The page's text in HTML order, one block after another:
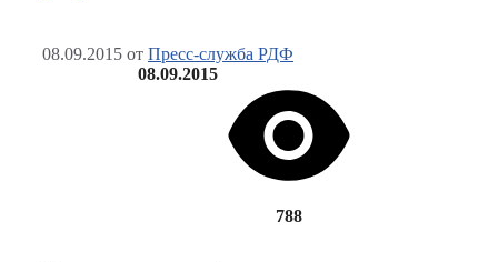
08.09.2015 от Пресс-служба РДФ
08.09.2015
788